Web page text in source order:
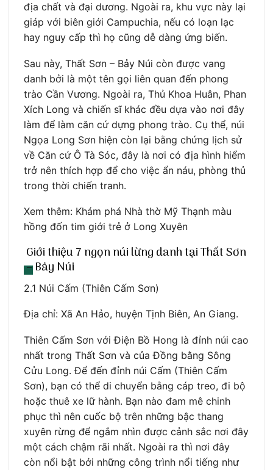
địa chất và đại dương. Ngoài ra, khu vực này lại
giáp với biên giới Campuchia, nếu có loạn lạc
hay nguy cấp thì họ cũng dễ dàng ứng biến.
Sau này, Thất Sơn – Bảy Núi còn được vang
danh bởi là một tên gọi liên quan đến phong
trào Cần Vương. Ngoài ra, Thủ Khoa Huân, Phan
Xích Long và chiến sĩ khác đều dựa vào nơi đây
làm để làm căn cứ dựng phong trào. Cụ thể, núi
Ngọa Long Sơn hiện còn lại bằng chứng lịch sử
về Căn cứ Ô Tà Sóc, đây là nơi có địa hình hiểm
trở nên thích hợp để cho việc ẩn náu, phòng thủ
trong thời chiến tranh.
Xem thêm: Khám phá Nhà thờ Mỹ Thạnh màu
hồng đốn tim giới trẻ ở Long Xuyên
Giới thiệu 7 ngọn núi lừng danh tại Thất Sơn
– Bảy Núi
2.1 Núi Cấm (Thiên Cấm Sơn)
Địa chỉ: Xã An Hảo, huyện Tịnh Biên, An Giang.
Thiên Cấm Sơn với Điện Bồ Hong là đỉnh núi cao
nhất trong Thất Sơn và của Đồng bằng Sông
Cửu Long. Để đến đỉnh núi Cấm (Thiên Cấm
Sơn), bạn có thể di chuyển bằng cáp treo, đi bộ
hoặc thuê xe lữ hành. Bạn nào đam mê chinh
phục thì nên cuốc bộ trên những bậc thang
xuyên rừng để ngắm nhìn được cảnh sắc nơi đây
một cách chậm rãi nhất. Ngoài ra thì nơi đây
còn nổi bật bởi những công trình nổi tiếng như